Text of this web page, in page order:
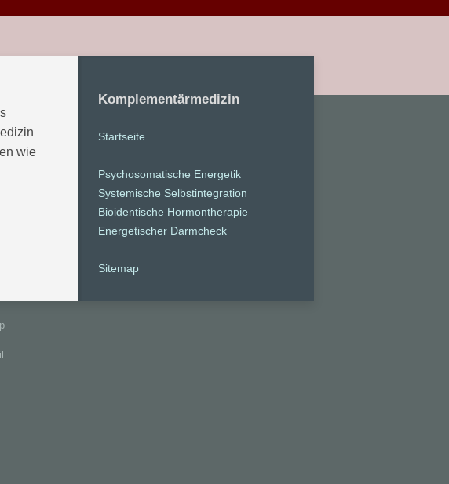
wie
Komplementärmedizin
Startseite
Psychosomatische Energetik
Systemische Selbstintegration
Bioidentische Hormontherapie
Energetischer Darmcheck
Sitemap